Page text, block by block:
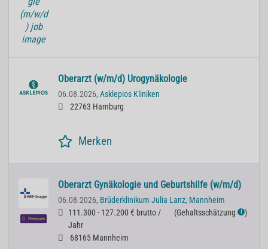
Oberarzt (w/m/d) Urogynäkologie
06.08.2026, Asklepios Kliniken
22763 Hamburg
Merken
Premium
Oberarzt Gynäkologie und Geburtshilfe (w/m/d)
06.08.2026, Brüderklinikum Julia Lanz, Mannheim
111.300 - 127.200 € brutto /
Jahr
(Gehaltsschätzung ℹ )
68165 Mannheim